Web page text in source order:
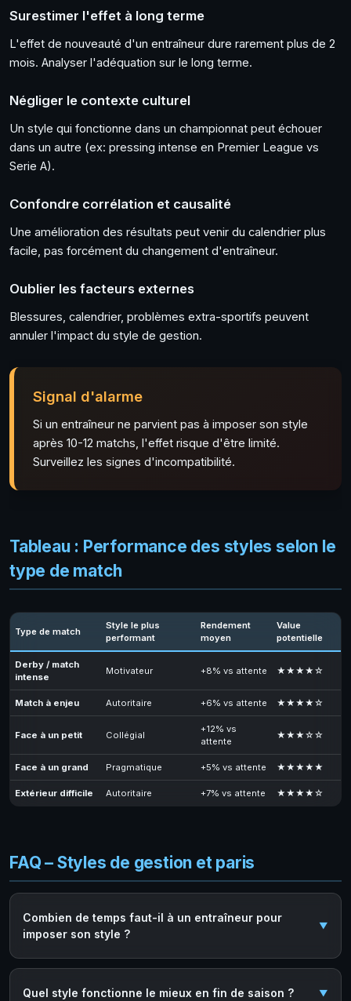
Surestimer l'effet à long terme
L'effet de nouveauté d'un entraîneur dure rarement plus de 2
mois. Analyser l'adéquation sur le long terme.
Négliger le contexte culturel
Un style qui fonctionne dans un championnat peut échouer
dans un autre (ex: pressing intense en Premier League vs
Serie A).
Confondre corrélation et causalité
Une amélioration des résultats peut venir du calendrier plus
facile, pas forcément du changement d'entraîneur.
Oublier les facteurs externes
Blessures, calendrier, problèmes extra-sportifs peuvent
annuler l'impact du style de gestion.
Signal d'alarme
Si un entraîneur ne parvient pas à imposer son style
après 10-12 matchs, l'effet risque d'être limité.
Surveillez les signes d'incompatibilité.
Tableau : Performance des styles selon le
type de match
Type de match
Style le plus
performant
Rendement
moyen
Value
potentielle
Derby / match
intense
Motivateur +8% vs attente ★★★★☆
Match à enjeu Autoritaire +6% vs attente ★★★★☆
Face à un petit Collégial
+12% vs
attente
★★★☆☆
Face à un grand Pragmatique +5% vs attente ★★★★★
Extérieur difficile Autoritaire +7% vs attente ★★★★☆
FAQ – Styles de gestion et paris
Combien de temps faut-il à un entraîneur pour
imposer son style ?
Quel style fonctionne le mieux en fin de saison ?